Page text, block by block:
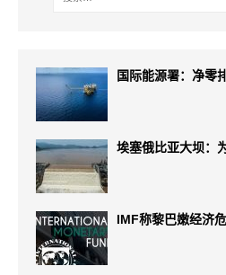
国际能源署：净零
埃塞俄比亚大坝：
IMF称黎巴嫩经济